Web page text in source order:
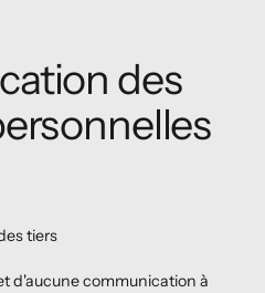
des
tiers
d'aucune communication à